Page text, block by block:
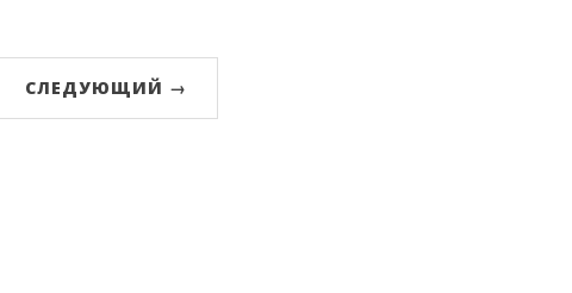
СЛЕДУЮЩИЙ →